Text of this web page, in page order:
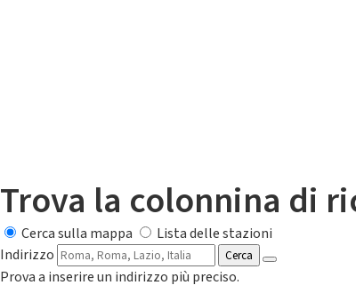
Trova la colonnina di
Cerca sulla mappa
Lista delle stazioni
Indirizzo
Cerca
Prova a inserire un indirizzo più preciso.